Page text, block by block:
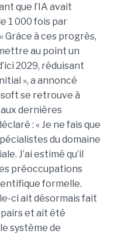
que l’IA avait
1 000 fois par
Grâce à ces progrès,
au point un
2029, réduisant
», a annoncé
se retrouve à
dernières
: « Je ne fais que
du domaine
J’ai estimé qu’il
préoccupations
formelle.
ci ait désormais fait
pairs et ait été
système de